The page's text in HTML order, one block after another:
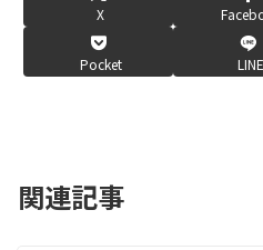
X
Pocket LINE
関連記事